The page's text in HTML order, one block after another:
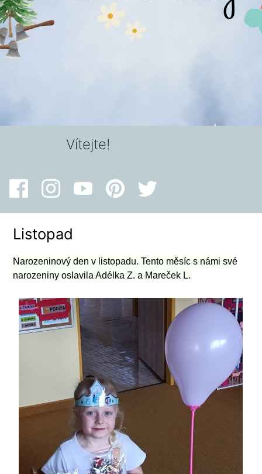
Vítejte!
Listopad
Narozeninový den v listopadu. Tento měsíc s námi své
narozeniny oslavila Adélka Z. a Mareček L.